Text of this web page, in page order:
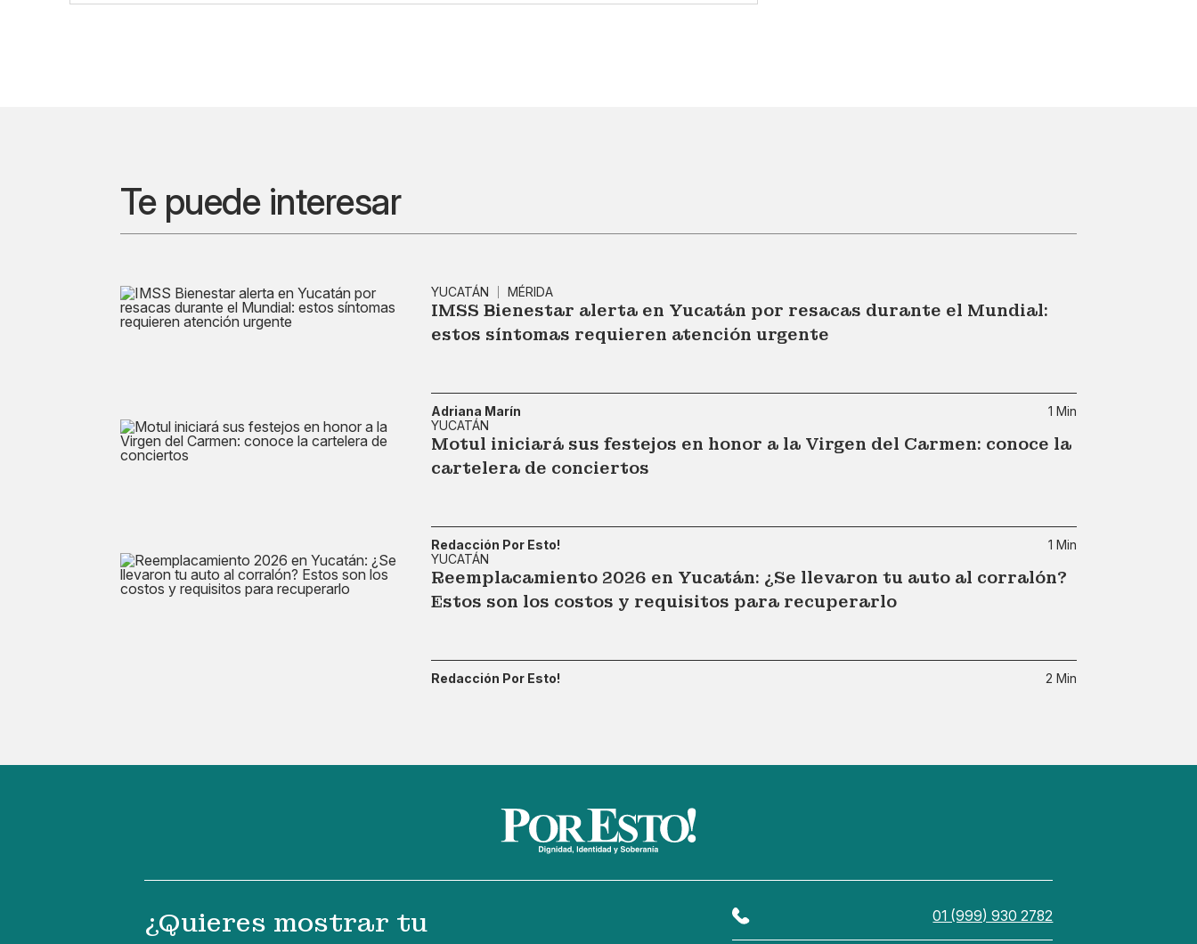
Te puede interesar
YUCATÁN MÉRIDA
IMSS Bienestar alerta en Yucatán por resacas durante el Mundial:
estos síntomas requieren atención urgente
Adriana Marín
1 Min
YUCATÁN
Motul iniciará sus festejos en honor a la Virgen del Carmen: conoce la
cartelera de conciertos
Redacción Por Esto!
1 Min
YUCATÁN
Reemplacamiento 2026 en Yucatán: ¿Se llevaron tu auto al corralón?
Estos son los costos y requisitos para recuperarlo
Redacción Por Esto! 2 Min
¿Quieres mostrar tu
01 (999) 930 2782